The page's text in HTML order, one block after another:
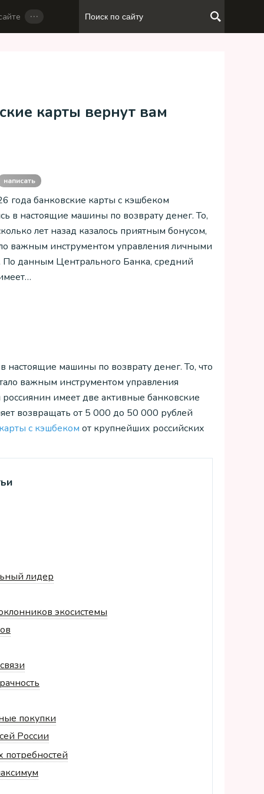
…
карты вернут вам
написать
года банковские карты с кэшбеком
в настоящие машины по возврату денег. То,
лет назад казалось приятным бонусом,
важным инструментом управления личными
данным Центрального Банка, средний
машины по возврату денег. То, что
важным инструментом управления
имеет две активные банковские
возвращать от 5 000 до 50 000 рублей
с кэшбеком от крупнейших российских
лидер
экосистемы
покупки
России
потребностей